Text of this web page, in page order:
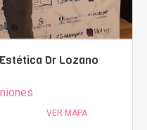
Dr Lozano
VER MAPA